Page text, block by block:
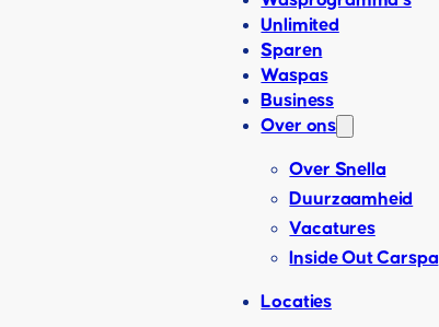
Unlimited
Sparen
Waspas
Business
Over ons
Over Snella
Duurzaamheid
Vacatures
Inside Out Carspa
Locaties